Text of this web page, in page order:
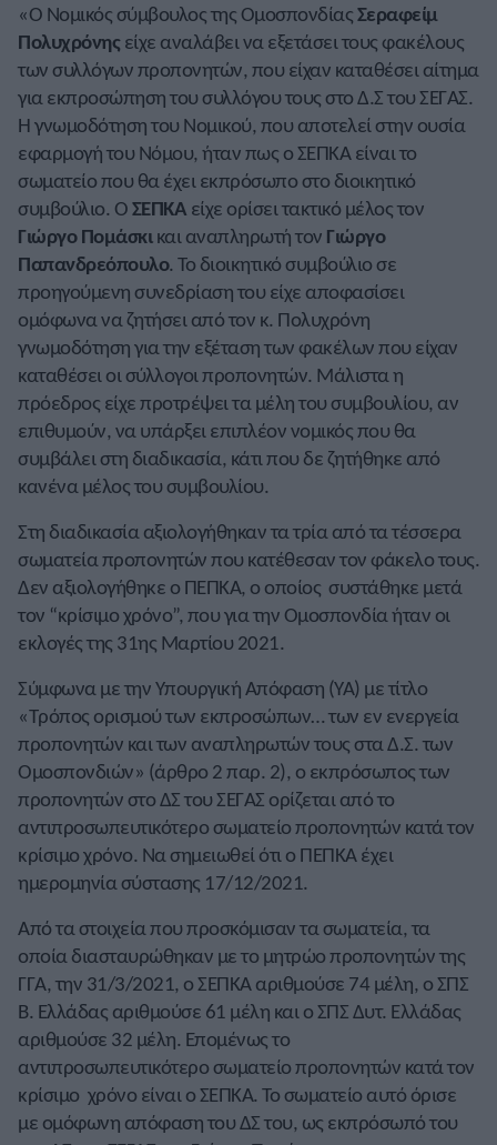
«Ο Νομικός σύμβουλος της ΟμοσπονδίαςΣεραφείμ
Πολυχρόνηςείχε αναλάβει να εξετάσει τους φακέλους
των συλλόγων προπονητών, που είχαν καταθέσει αίτημα
για εκπροσώπηση του συλλόγου τους στο Δ.Σ του ΣΕΓΑΣ.
Η γνωμοδότηση του Νομικού, που αποτελεί στην ουσία
εφαρμογή του Νόμου, ήταν πως ο ΣΕΠΚΑ είναι το
σωματείο που θα έχει εκπρόσωπο στο διοικητικό
συμβούλιο. ΟΣΕΠΚΑ είχε ορίσει τακτικό μέλος τον
Γιώργο Πομάσκικαι αναπληρωτή τον Γιώργο
Παπανδρεόπουλο. Το διοικητικό συμβούλιο σε
προηγούμενη συνεδρίαση του είχε αποφασίσει
ομόφωνα να ζητήσει από τον κ. Πολυχρόνη
γνωμοδότηση για την εξέταση των φακέλων που είχαν
καταθέσει οι σύλλογοι προπονητών. Μάλιστα η
πρόεδρος είχε προτρέψει τα μέλη του συμβουλίου, αν
επιθυμούν, να υπάρξει επιπλέον νομικός που θα
συμβάλει στη διαδικασία, κάτι που δε ζητήθηκε από
κανένα μέλος του συμβουλίου.
Στη διαδικασία αξιολογήθηκαν τα τρία από τα τέσσερα
σωματεία προπονητών που κατέθεσαν τον φάκελο τους.
Δεν αξιολογήθηκε ο ΠΕΠΚΑ, ο οποίος συστάθηκε μετά
τον “κρίσιμο χρόνο”, που για την Ομοσπονδία ήταν οι
εκλογές της 31ης Μαρτίου 2021.
Σύμφωνα με την Υπουργική Απόφαση (ΥΑ) με τίτλο
«Τρόπος ορισμού των εκπροσώπων… των εν ενεργεία
προπονητών και των αναπληρωτών τους στα Δ.Σ. των
Ομοσπονδιών» (άρθρο 2 παρ. 2), ο εκπρόσωπος των
προπονητών στο ΔΣ του ΣΕΓΑΣ ορίζεται από το
αντιπροσωπευτικότερο σωματείο προπονητών κατά τον
κρίσιμο χρόνο. Να σημειωθεί ότι ο ΠΕΠΚΑ έχει
ημερομηνία σύστασης 17/12/2021.
Από τα στοιχεία που προσκόμισαν τα σωματεία, τα
οποία διασταυρώθηκαν με το μητρώο προπονητών της
ΓΓΑ, την 31/3/2021, ο ΣΕΠΚΑ αριθμούσε 74 μέλη, ο ΣΠΣ
Β. Ελλάδας αριθμούσε 61 μέλη και ο ΣΠΣ Δυτ. Ελλάδας
αριθμούσε 32 μέλη. Επομένως το
αντιπροσωπευτικότερο σωματείο προπονητών κατά τον
κρίσιμο χρόνο είναι ο ΣΕΠΚΑ. Το σωματείο αυτό όρισε
με ομόφωνη απόφαση του ΔΣ του, ως εκπρόσωπό του